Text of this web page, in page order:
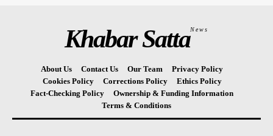
Khabar SattaNews
About Us Contact Us Our Team
Privacy Policy
Cookies Policy
Corrections Policy
Ethics Policy
Fact-Checking Policy
Ownership & Funding Information
Terms & Conditions